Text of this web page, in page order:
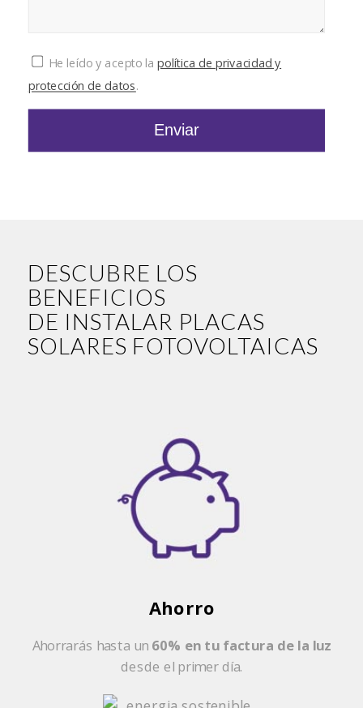
He leído y acepto la política de privacidad y
protección de datos.
DESCUBRE LOS
BENEFICIOS
DE INSTALAR PLACAS
SOLARES FOTOVOLTAICAS
Ahorro
Ahorrarás hasta un 60% en tu factura de la luz
desde el primer día.